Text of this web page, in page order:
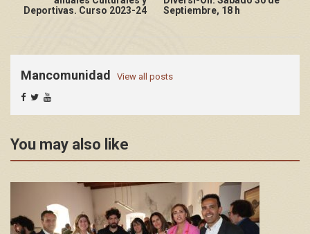
Deportivas. Curso 2023-24
Septiembre, 18 h
Mancomunidad View all posts
You may also like